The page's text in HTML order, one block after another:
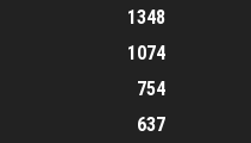
1348
1074
754
637